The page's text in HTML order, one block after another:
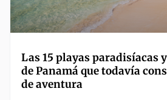
Las 15 playas paradisíacas
de Panamá que todavía
de aventura